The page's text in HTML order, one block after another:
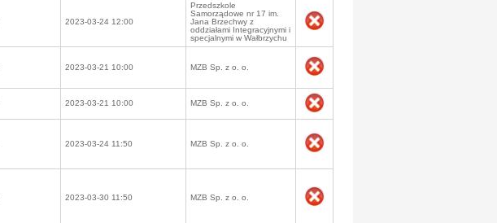
2023-03-24 12:00
Przedszkole
Samorządowe nr 17 im.
Jana Brzechwy z
oddziałami Integracyjnymi i
specjalnymi w Wałbrzychu
2023-03-21 10:00 MZB Sp. z o. o.
2023-03-21 10:00 MZB Sp. z o. o.
2023-03-24 11:50 MZB Sp. z o. o.
2023-03-30 11:50 MZB Sp. z o. o.